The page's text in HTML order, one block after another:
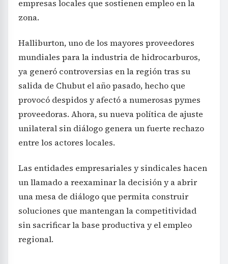
empresas locales que sostienen empleo en la
zona.
Halliburton, uno de los mayores proveedores
mundiales para la industria de hidrocarburos,
ya generó controversias en la región tras su
salida de Chubut el año pasado, hecho que
provocó despidos y afectó a numerosas pymes
proveedoras. Ahora, su nueva política de ajuste
unilateral sin diálogo genera un fuerte rechazo
entre los actores locales.
Las entidades empresariales y sindicales hacen
un llamado a reexaminar la decisión y a abrir
una mesa de diálogo que permita construir
soluciones que mantengan la competitividad
sin sacrificar la base productiva y el empleo
regional.